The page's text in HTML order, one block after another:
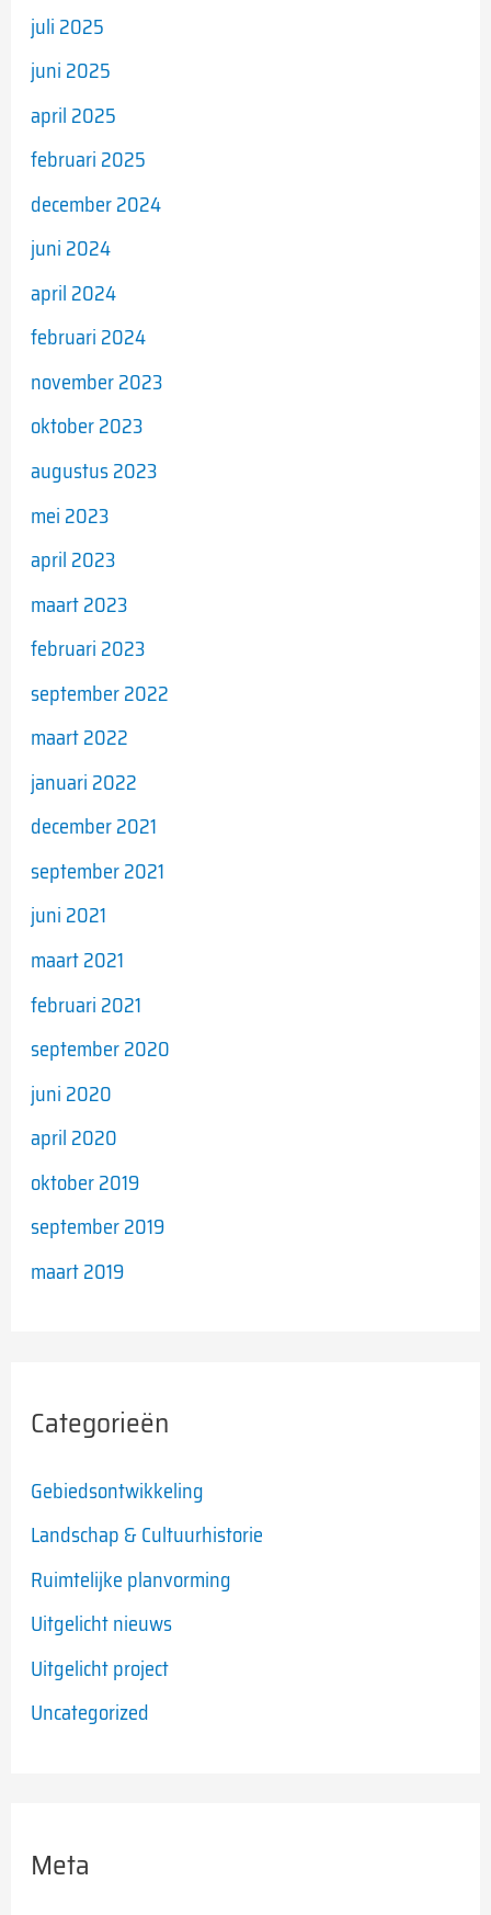
juli 2025
juni 2025
april 2025
februari 2025
december 2024
juni 2024
april 2024
februari 2024
november 2023
oktober 2023
augustus 2023
mei 2023
april 2023
maart 2023
februari 2023
september 2022
maart 2022
januari 2022
december 2021
september 2021
juni 2021
maart 2021
februari 2021
september 2020
juni 2020
april 2020
oktober 2019
september 2019
maart 2019
Categorieën
Gebiedsontwikkeling
Landschap & Cultuurhistorie
Ruimtelijke planvorming
Uitgelicht nieuws
Uitgelicht project
Uncategorized
Meta